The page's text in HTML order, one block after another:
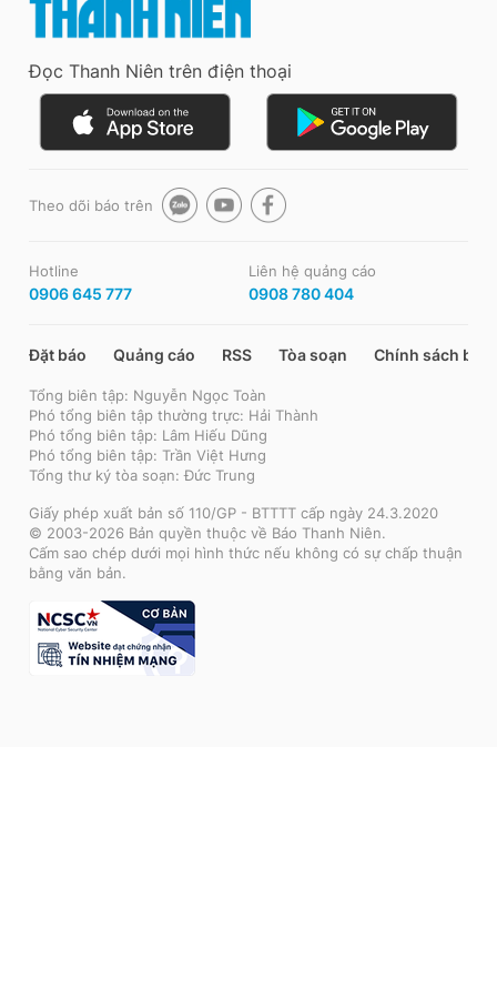
Đọc Thanh Niên trên điện thoại
Theo dõi báo trên
Hotline
0906 645 777
Liên hệ quảng cáo
0908 780 404
Đặt báo Quảng cáo RSS Tòa soạn Chính sách bảo
Tổng biên tập: Nguyễn Ngọc Toàn
Phó tổng biên tập thường trực: Hải Thành
Phó tổng biên tập: Lâm Hiếu Dũng
Phó tổng biên tập: Trần Việt Hưng
Tổng thư ký tòa soạn: Đức Trung
Giấy phép xuất bản số 110/GP - BTTTT cấp ngày 24.3.2020
© 2003-2026 Bản quyền thuộc về Báo Thanh Niên.
Cấm sao chép dưới mọi hình thức nếu không có sự chấp thuận
bằng văn bản.